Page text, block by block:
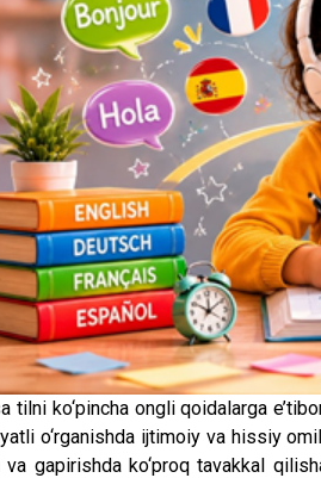
tilni ko‘pincha ongli qoidalarga
o‘rganishda ijtimoiy va hissiy
va gapirishda ko‘proq tavakkal